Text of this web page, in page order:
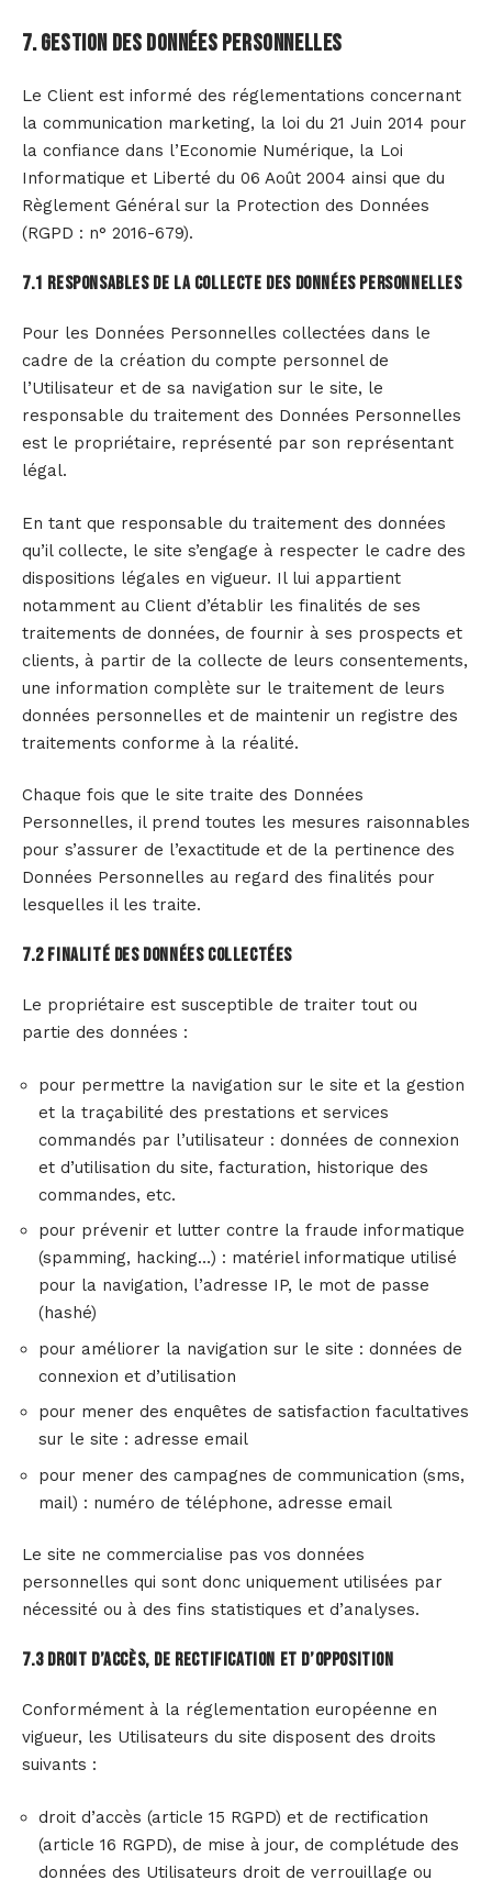
7. Gestion des données personnelles
Le Client est informé des réglementations concernant
la communication marketing, la loi du 21 Juin 2014 pour
la confiance dans l’Economie Numérique, la Loi
Informatique et Liberté du 06 Août 2004 ainsi que du
Règlement Général sur la Protection des Données
(RGPD : n° 2016-679).
7.1 Responsables de la collecte des données personnelles
Pour les Données Personnelles collectées dans le
cadre de la création du compte personnel de
l’Utilisateur et de sa navigation sur le site, le
responsable du traitement des Données Personnelles
est le propriétaire, représenté par son représentant
légal.
En tant que responsable du traitement des données
qu’il collecte, le site s’engage à respecter le cadre des
dispositions légales en vigueur. Il lui appartient
notamment au Client d’établir les finalités de ses
traitements de données, de fournir à ses prospects et
clients, à partir de la collecte de leurs consentements,
une information complète sur le traitement de leurs
données personnelles et de maintenir un registre des
traitements conforme à la réalité.
Chaque fois que le site traite des Données
Personnelles, il prend toutes les mesures raisonnables
pour s’assurer de l’exactitude et de la pertinence des
Données Personnelles au regard des finalités pour
lesquelles il les traite.
7.2 Finalité des données collectées
Le propriétaire est susceptible de traiter tout ou
partie des données :
pour permettre la navigation sur le site et la gestion
et la traçabilité des prestations et services
commandés par l’utilisateur : données de connexion
et d’utilisation du site, facturation, historique des
commandes, etc.
pour prévenir et lutter contre la fraude informatique
(spamming, hacking…) : matériel informatique utilisé
pour la navigation, l’adresse IP, le mot de passe
(hashé)
pour améliorer la navigation sur le site : données de
connexion et d’utilisation
pour mener des enquêtes de satisfaction facultatives
sur le site : adresse email
pour mener des campagnes de communication (sms,
mail) : numéro de téléphone, adresse email
Le site ne commercialise pas vos données
personnelles qui sont donc uniquement utilisées par
nécessité ou à des fins statistiques et d’analyses.
7.3 Droit d’accès, de rectification et d’opposition
Conformément à la réglementation européenne en
vigueur, les Utilisateurs du site disposent des droits
suivants :
droit d’accès (article 15 RGPD) et de rectification
(article 16 RGPD), de mise à jour, de complétude des
données des Utilisateurs droit de verrouillage ou